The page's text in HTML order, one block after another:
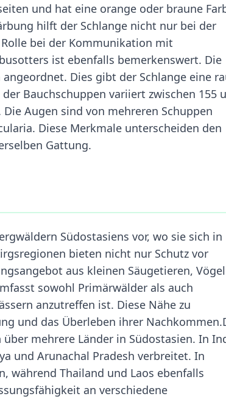
und hat eine orange oder braune
hilft der Schlange nicht nur bei der
bei der Kommunikation mit
ist ebenfalls bemerkenswert. Die
Dies gibt der Schlange eine
Bauchschuppen variiert zwischen 155
Augen sind von mehreren Schuppen
Diese Merkmale unterscheiden den
Gattung.
Südostasiens vor, wo sie sich in
bieten nicht nur Schutz vor
aus kleinen Säugetieren,
sowohl Primärwälder als auch
anzutreffen ist. Diese Nähe zu
und das Überleben ihrer
mehrere Länder in Südostasien. In
und Arunachal Pradesh verbreitet. In
während Thailand und Laos ebenfalls
an verschiedene